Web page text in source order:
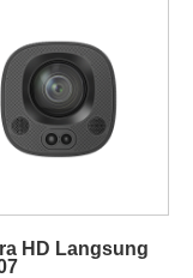
HD Langsung